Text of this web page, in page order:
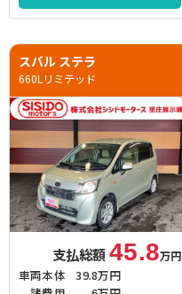
スバル ステラ
660Lリミテッド
支払総額45.8万円
車両本体
39.8万円